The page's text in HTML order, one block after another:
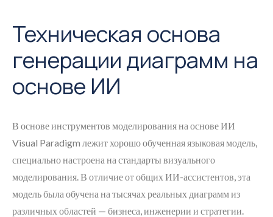
Техническая основа
генерации диаграмм на
основе ИИ
В основе инструментов моделирования на основе ИИ
Visual Paradigm лежит хорошо обученная языковая модель,
специально настроена на стандарты визуального
моделирования. В отличие от общих ИИ-ассистентов, эта
модель была обучена на тысячах реальных диаграмм из
различных областей — бизнеса, инженерии и стратегии.